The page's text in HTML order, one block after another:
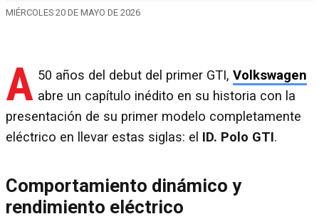
MIÉRCOLES 20 DE MAYO DE 2026
A 50 años del debut del primer GTI, Volkswagen
abre un capítulo inédito en su historia con la
presentación de su primer modelo completamente
eléctrico en llevar estas siglas: el ID. Polo GTI.
Comportamiento dinámico y
rendimiento eléctrico